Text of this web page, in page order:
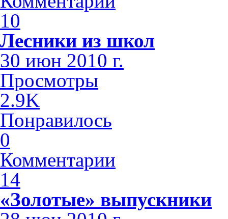
10
Лесники из школ
30 июн 2010 г.
Просмотры
2.9K
Понравилось
0
Комментарии
14
«Золотые» выпускники